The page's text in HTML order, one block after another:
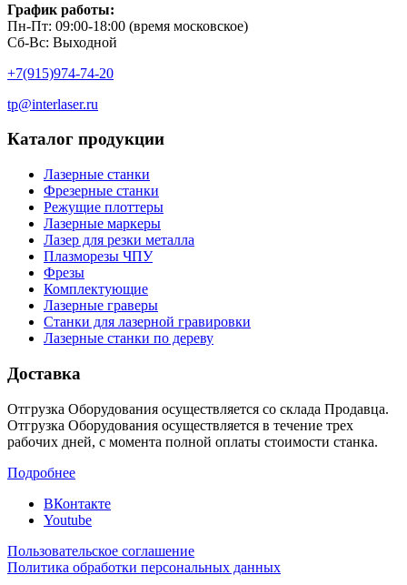
График работы:
Пн-Пт: 09:00-18:00 (время московское)
Сб-Вс: Выходной
+7(915)974-74-20
tp@interlaser.ru
Каталог продукции
Лазерные станки
Фрезерные станки
Режущие плоттеры
Лазерные маркеры
Лазер для резки металла
Плазморезы ЧПУ
Фрезы
Комплектующие
Лазерные граверы
Станки для лазерной гравировки
Лазерные станки по дереву
Доставка
Отгрузка Оборудования осуществляется со склада Продавца.
Отгрузка Оборудования осуществляется в течение трех
рабочих дней, с момента полной оплаты стоимости станка.
Подробнее
ВКонтакте
Youtube
Пользовательское соглашение
Политика обработки персональных данных